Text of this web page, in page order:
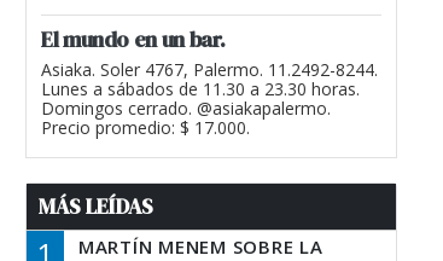
El mundo en un bar.
Asiaka. Soler 4767, Palermo. 11.2492-8244.
Lunes a sábados de 11.30 a 23.30 horas.
Domingos cerrado. @asiakapalermo.
Precio promedio: $ 17.000.
MÁS LEÍDAS
MARTÍN MENEM SOBRE LA